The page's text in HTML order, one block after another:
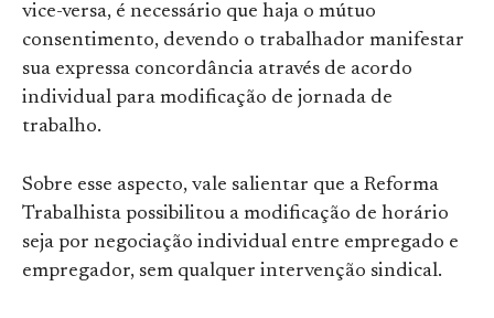
vice-versa, é necessário que haja o mútuo
consentimento, devendo o trabalhador manifestar
sua expressa concordância através de acordo
individual para modificação de jornada de
trabalho.
Sobre esse aspecto, vale salientar que a Reforma
Trabalhista possibilitou a modificação de horário
seja por negociação individual entre empregado e
empregador, sem qualquer intervenção sindical.